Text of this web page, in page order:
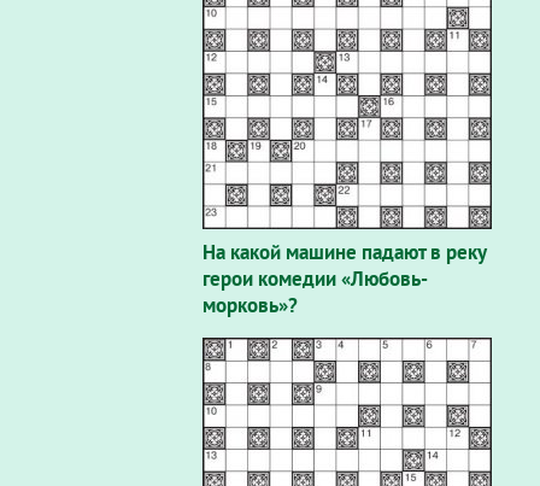
На какой машине падают в реку
герои комедии «Любовь-
морковь»?